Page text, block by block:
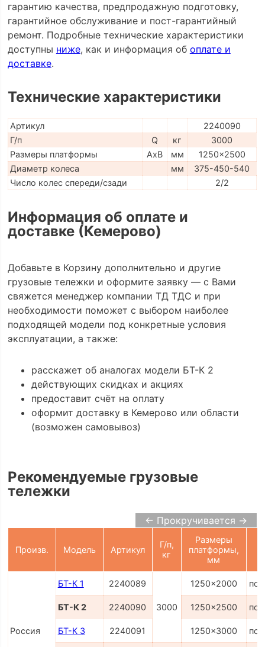
гарантию качества, предпродажную подготовку,
гарантийное обслуживание и пост-гарантийный
ремонт. Подробные технические характеристики
доступны ниже, как и информация об оплате и
доставке.
Технические характеристики
Артикул
2240090
Г/п
Q кг
3000
Размеры платформы
AxB мм
1250x2500
Диаметр колеса
мм
375-450-540
Число колес спереди/сзади
2/2
Информация об оплате и
доставке (Кемерово)
Добавьте в Корзину дополнительно и другие
грузовые тележки и оформите заявку — с Вами
свяжется менеджер компании ТД ТДС и при
необходимости поможет с выбором наиболее
подходящей модели под конкретные условия
эксплуатации, а также:
расскажет об аналогах модели БТ-К 2
действующих скидках и акциях
предоставит счёт на оплату
оформит доставку в Кемерово или области
(возможен самовывоз)
Рекомендуемые грузовые
тележки
← Прокручивается →
Произв. Модель Артикул
Г/п,
кг
Размеры
платформы,
мм
Россия
БТ-К 1 2240089
3000
1250x2000 по
БТ-К 2 2240090 1250x2500 по
БТ-К 3 2240091 1250x3000 по